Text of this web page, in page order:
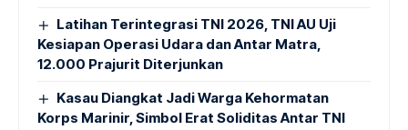
Latihan Terintegrasi TNI 2026, TNI AU Uji
Kesiapan Operasi Udara dan Antar Matra,
12.000 Prajurit Diterjunkan
Kasau Diangkat Jadi Warga Kehormatan
Korps Marinir, Simbol Erat Soliditas Antar TNI